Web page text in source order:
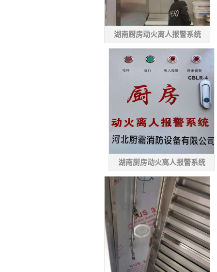
湖南厨房动火离人报警系统
湖南厨房动火离人报警系统